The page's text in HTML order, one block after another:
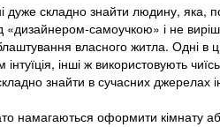
дуже складно знайти людину, яка,
«дизайнером-самоучкою» і не
власного житла. Одні в
інтуїція, інші ж використовують
знайти в сучасних джерелах
намагаються оформити кімнату